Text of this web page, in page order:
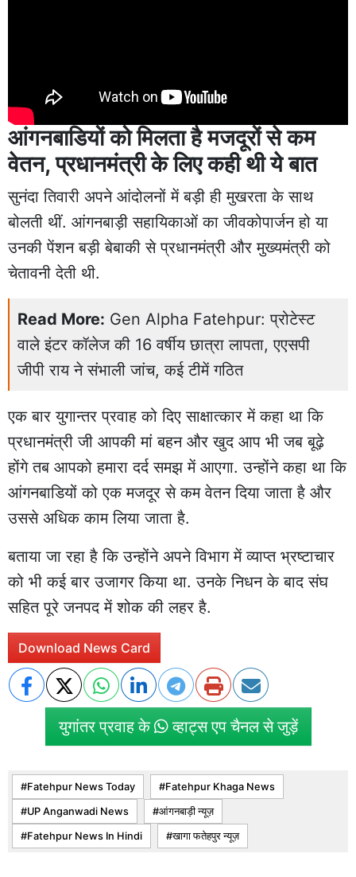
आंगनबाडियों को मिलता है मजदूरों से कम
वेतन, प्रधानमंत्री के लिए कही थी ये बात
सुनंदा तिवारी अपने आंदोलनों में बड़ी ही मुखरता के साथ
बोलती थीं. आंगनबाड़ी सहायिकाओं का जीवकोपार्जन हो या
उनकी पेंशन बड़ी बेबाकी से प्रधानमंत्री और मुख्यमंत्री को
चेतावनी देती थी.
Read More: Gen Alpha Fatehpur: प्रोटेस्ट
वाले इंटर कॉलेज की 16 वर्षीय छात्रा लापता, एएसपी
जीपी राय ने संभाली जांच, कई टीमें गठित
एक बार युगान्तर प्रवाह को दिए साक्षात्कार में कहा था कि
प्रधानमंत्री जी आपकी मां बहन और खुद आप भी जब बूढ़े
होंगे तब आपको हमारा दर्द समझ में आएगा. उन्होंने कहा था कि
आंगनबाडियों को एक मजदूर से कम वेतन दिया जाता है और
उससे अधिक काम लिया जाता है.
बताया जा रहा है कि उन्होंने अपने विभाग में व्याप्त भ्रष्टाचार
को भी कई बार उजागर किया था. उनके निधन के बाद संघ
सहित पूरे जनपद में शोक की लहर है.
Download News Card
युगांतर प्रवाह के व्हाट्स एप चैनल से जुड़ें
Fatehpur News Today Fatehpur Khaga News
UP Anganwadi News आंगनबाड़ी न्यूज़
Fatehpur News In Hindi खागा फतेहपुर न्यूज़